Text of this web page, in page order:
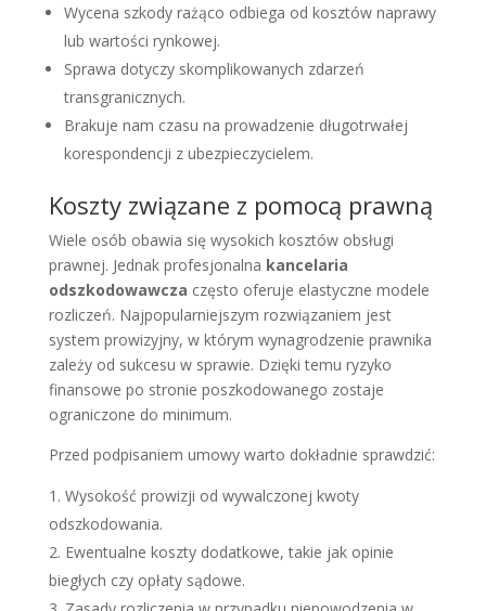
Wycena szkody rażąco odbiega od kosztów naprawy
lub wartości rynkowej.
Sprawa dotyczy skomplikowanych zdarzeń
transgranicznych.
Brakuje nam czasu na prowadzenie długotrwałej
korespondencji z ubezpieczycielem.
Koszty związane z pomocą prawną
Wiele osób obawia się wysokich kosztów obsługi
prawnej. Jednak profesjonalna kancelaria
odszkodowawcza często oferuje elastyczne modele
rozliczeń. Najpopularniejszym rozwiązaniem jest
system prowizyjny, w którym wynagrodzenie prawnika
zależy od sukcesu w sprawie. Dzięki temu ryzyko
finansowe po stronie poszkodowanego zostaje
ograniczone do minimum.
Przed podpisaniem umowy warto dokładnie sprawdzić:
Wysokość prowizji od wywalczonej kwoty
odszkodowania.
Ewentualne koszty dodatkowe, takie jak opinie
biegłych czy opłaty sądowe.